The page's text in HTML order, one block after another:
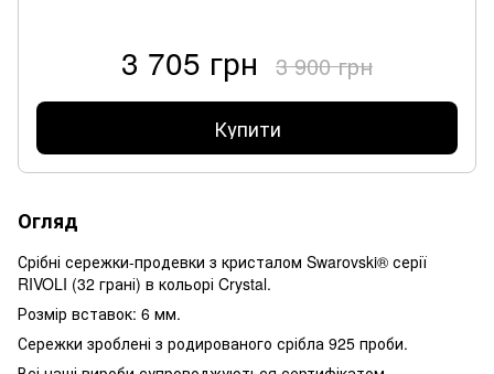
3 705 грн 3 900 грн
Купити
Огляд
Срібні сережки-продевки з кристалом Swarovski® серії
RIVOLI (32 грані) в кольорі Crystal.
Розмір вставок: 6 мм.
Сережки зроблені з родированого срібла 925 проби.